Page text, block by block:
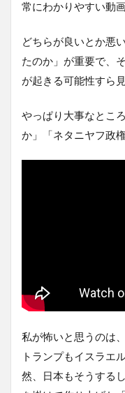
常にわかりやすい動
どちらが良いとか悪
たのか」が重要で、
が起きる可能性すら
やっぱり大事なとこ
か」「ネタニヤフ政
私が怖いと思うのは
トランプもイスラエ
然、日本もそうする